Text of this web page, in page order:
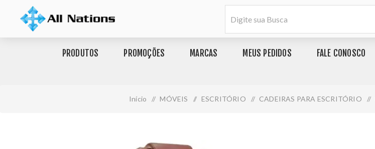
PRODUTOS PROMOÇÕES MARCAS MEUS PEDIDOS FALE CONOSCO
Início / MÓVEIS / ESCRITÓRIO / CADEIRAS PARA ESCRITÓRIO /